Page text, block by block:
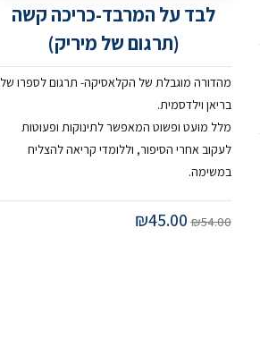
לבד על המרבד-כריכה קשה
(תרגום של מיריק)
מהדורה מוגבלת של הקלאסיקה- תרגום לספרו של
בריאן וילדסמית.
מלל מועט ופשוט המאפשר לתינוקות ופעוטות
לעקוב אחרי הסיפור, וללומדי קריאה להצליח
במשימה.
₪54.00
₪45.00